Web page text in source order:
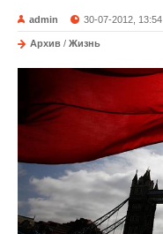
admin 30-07-2012, 13:54
Архив / Жизнь